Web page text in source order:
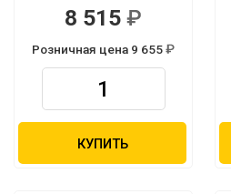
8 515
Розничная цена 9 655
КУПИТЬ